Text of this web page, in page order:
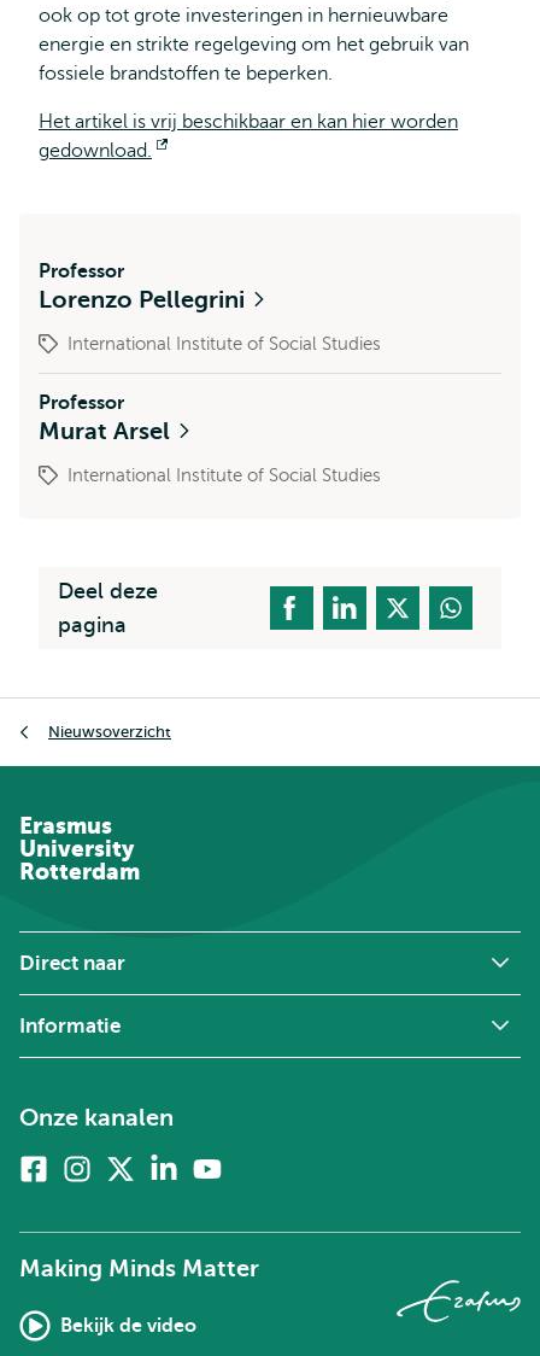
ook op tot grote investeringen in hernieuwbare
energie en strikte regelgeving om het gebruik van
fossiele brandstoffen te beperken.
Het artikel is vrij beschikbaar en kan hier worden
gedownload.
Professor
Lorenzo Pellegrini
International Institute of Social Studies
Professor
Murat Arsel
International Institute of Social Studies
Deel deze
pagina
Nieuwsoverzicht
Erasmus
University
Rotterdam
Direct naar
Informatie
Onze kanalen
FacebookInstagram
twitter)
Linkedin
Making Minds Matter
Bekijk de video